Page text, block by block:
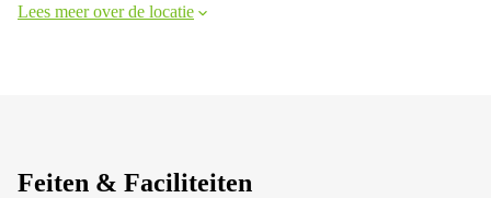
Lees meer over de locatie
Feiten & Faciliteiten